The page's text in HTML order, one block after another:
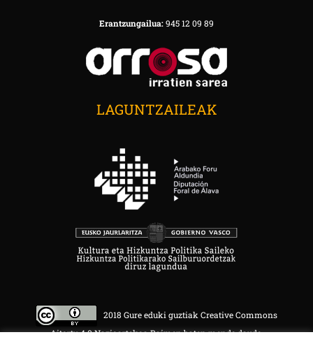
Erantzungailua:945 12 09 89
LAGUNTZAILEAK
2018 Gure eduki guztiak Creative Commons
Aitortu 4.0 Nazioartekoa Baimen baten mende daude.